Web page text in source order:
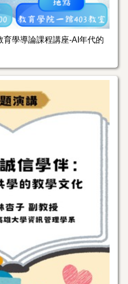
育學導論課程講座-AI年代的